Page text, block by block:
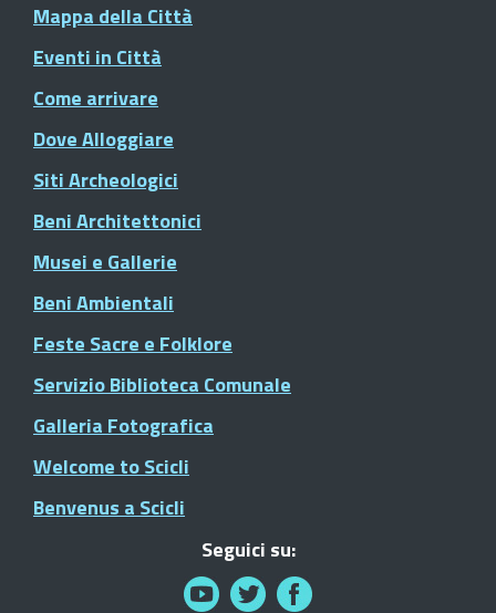
Mappa della Città
Eventi in Città
Come arrivare
Dove Alloggiare
Siti Archeologici
Beni Architettonici
Musei e Gallerie
Beni Ambientali
Feste Sacre e Folklore
Servizio Biblioteca Comunale
Galleria Fotografica
Welcome to Scicli
Benvenus a Scicli
Seguici su: